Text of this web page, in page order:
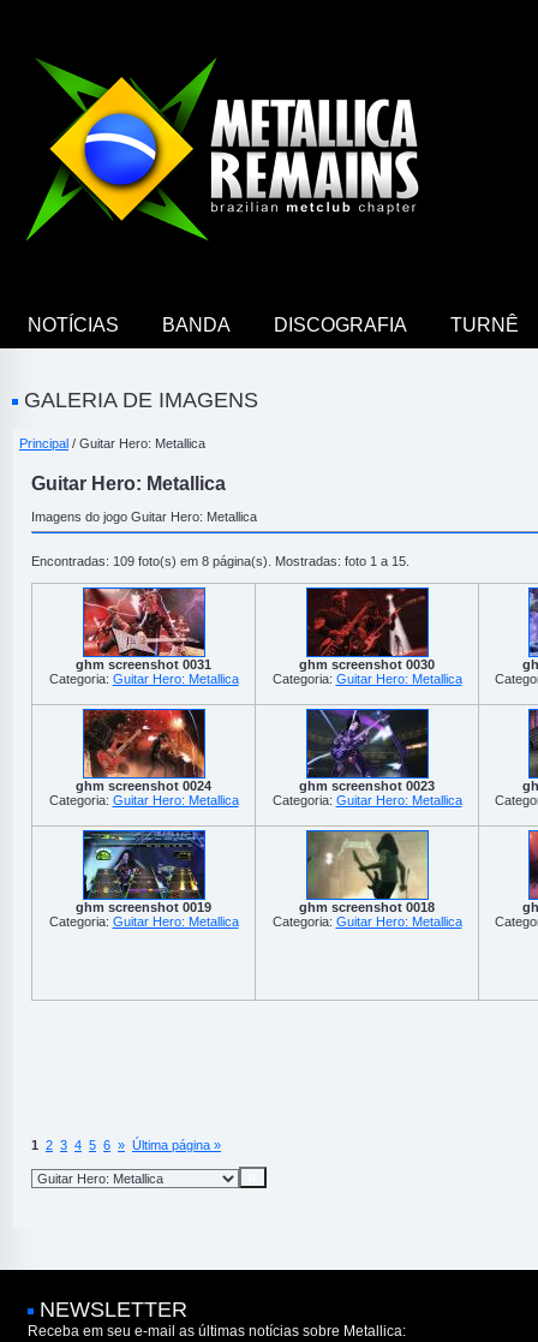
NOTÍCIAS BANDA DISCOGRAFIA TURNÊ
GALERIA DE IMAGENS
Principal / Guitar Hero: Metallica
Guitar Hero: Metallica
Imagens do jogo Guitar Hero: Metallica
Encontradas: 109 foto(s) em 8 página(s). Mostradas: foto 1 a 15.
ghm screenshot 0031
Categoria: Guitar Hero: Metallica
ghm screenshot 0030
Categoria: Guitar Hero: Metallica
ghm screenshot 0024
Categoria: Guitar Hero: Metallica
ghm screenshot 0023
Categoria: Guitar Hero: Metallica
ghm screenshot 0019
Categoria: Guitar Hero: Metallica
ghm screenshot 0018
Categoria: Guitar Hero: Metallica
1 2 3 4 5 6 » Última página »
NEWSLETTER
Receba em seu e-mail as últimas notícias sobre Metallica: